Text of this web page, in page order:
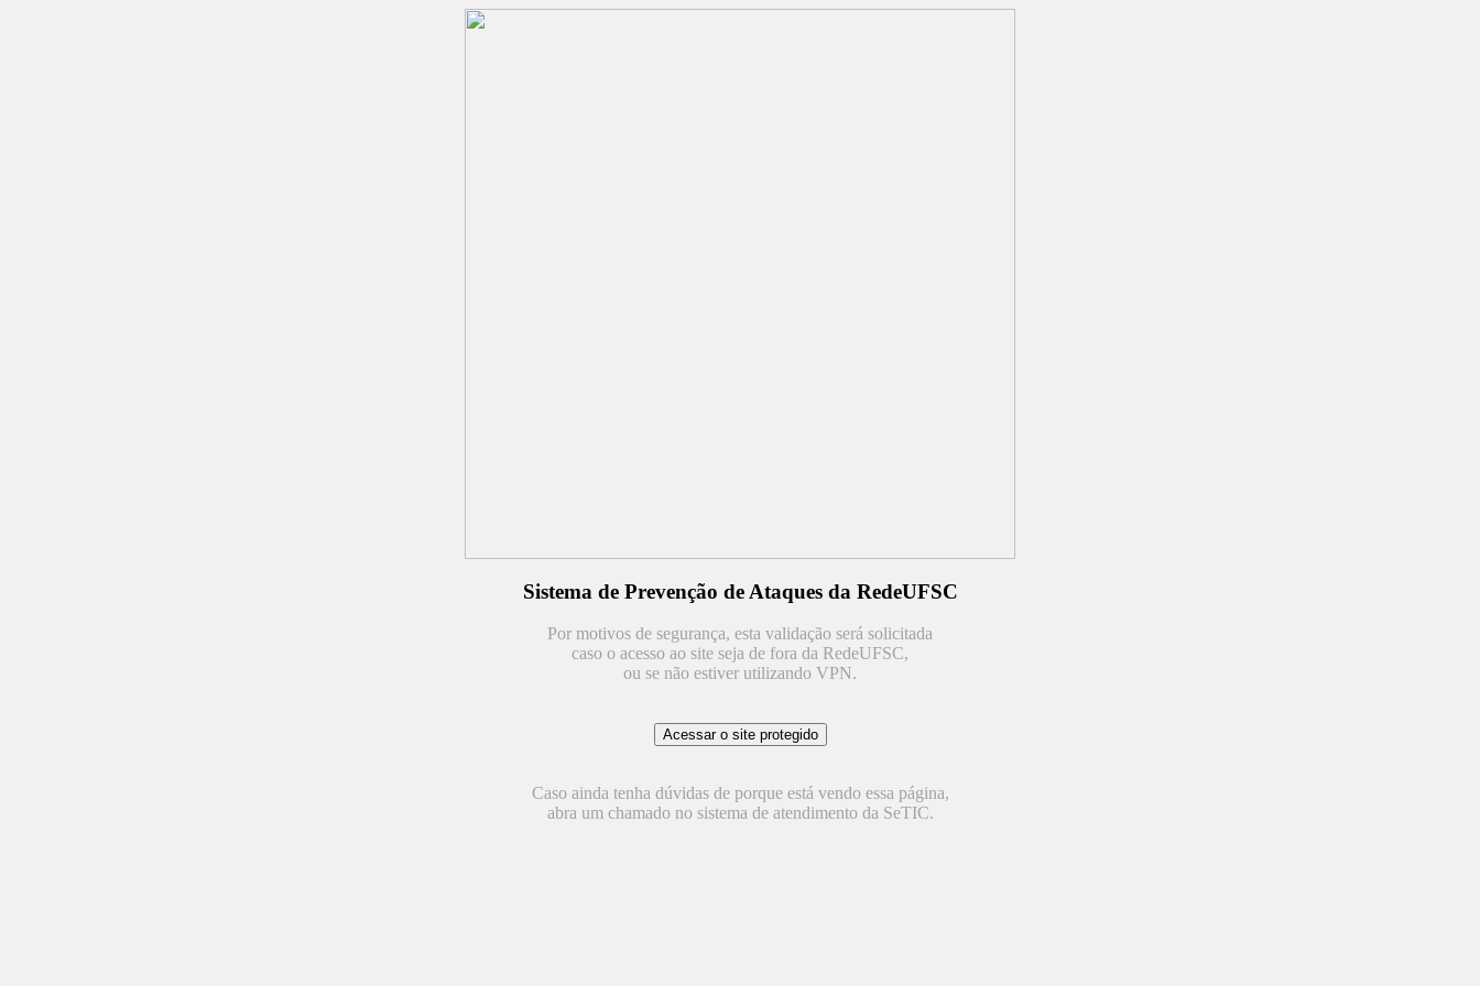
Sistema de Prevenção de Ataques da RedeUFSC
Por motivos de segurança, esta validação será solicitada
caso o acesso ao site seja de fora da RedeUFSC,
ou se não estiver utilizando VPN.
Caso ainda tenha dúvidas de porque está vendo essa página,
abra um chamado no sistema de atendimento da SeTIC.